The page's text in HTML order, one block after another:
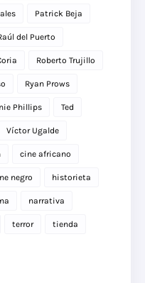
Patrick Beja
del Puerto
Roberto Trujillo
Ryan Prows
Phillips Ted
Víctor Ugalde
cine africano
negro historieta
narrativa
terror tienda